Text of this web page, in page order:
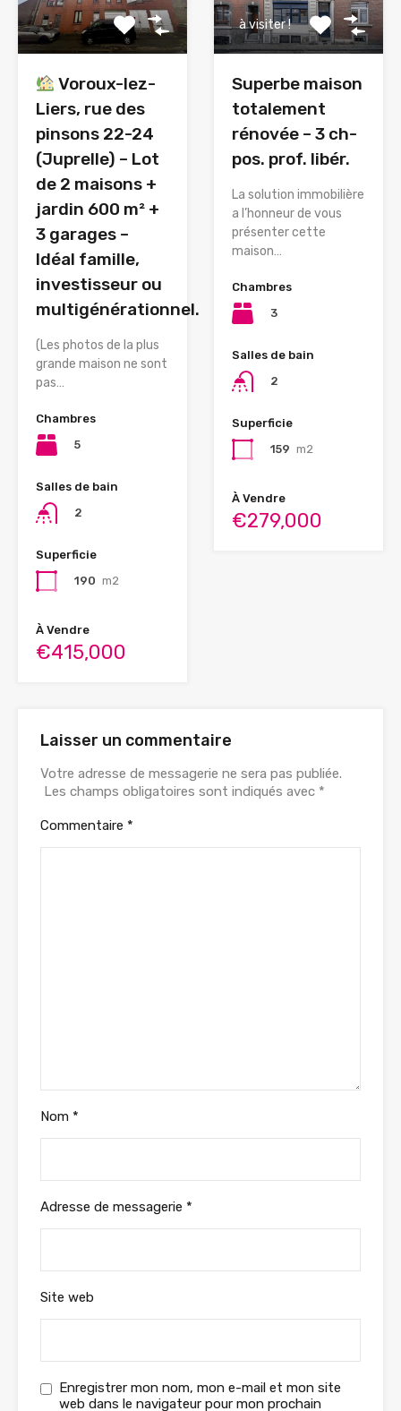
Voroux-lez-
Liers, rue des
pinsons 22-24
(Juprelle) – Lot
de 2 maisons +
jardin 600 m² +
3 garages –
Idéal famille,
investisseur ou
multigénérationnel.
(Les photos de la plus
grande maison ne sont
pas…
Chambres
5
Salles de bain
2
Superficie
190 m2
À Vendre
€415,000
à visiter !
Superbe maison
totalement
rénovée – 3 ch-
pos. prof. libér.
La solution immobilière
a l’honneur de vous
présenter cette
maison…
Chambres
3
Salles de bain
2
Superficie
159 m2
À Vendre
€279,000
Laisser un commentaire
Votre adresse de messagerie ne sera pas publiée.
Les champs obligatoires sont indiqués avec *
Commentaire *
Nom *
Adresse de messagerie *
Site web
Enregistrer mon nom, mon e-mail et mon site
web dans le navigateur pour mon prochain